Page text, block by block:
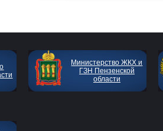
Министерство ЖКХ и
ГЗН Пензенской
области